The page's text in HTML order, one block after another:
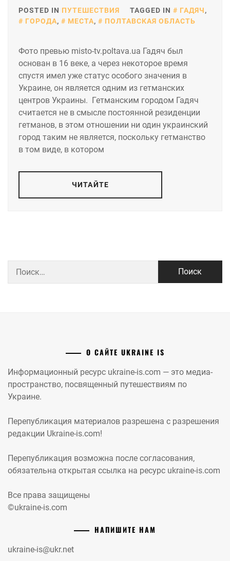
POSTED IN ПУТЕШЕСТВИЯ TAGGED IN ГАДЯЧ,
ГОРОДА, МЕСТА, ПОЛТАВСКАЯ ОБЛАСТЬ
Фото превью misto-tv.poltava.ua Гадяч был
основан в 16 веке, а через некоторое время
спустя имел уже статус особого значения в
Украине, он является одним из гетманских
центров Украины. Гетманским городом Гадяч
считается не в смысле постоянной резиденции
гетманов, в этом отношении ни один украинский
город таким не является, поскольку гетманство
в том виде, в котором
ЧИТАЙТЕ
О САЙТЕ UKRAINE IS
Информационный ресурс ukraine-is.com — это медиа-
пространство, посвященный путешествиям по
Украине.
Перепубликация материалов разрешена с разрешения
редакции Ukraine-is.com!
Перепубликация возможна после согласования,
обязательна открытая ссылка на ресурс ukraine-is.com
Все права защищены
©ukraine-is.com
НАПИШИТЕ НАМ
ukraine-is@ukr.net